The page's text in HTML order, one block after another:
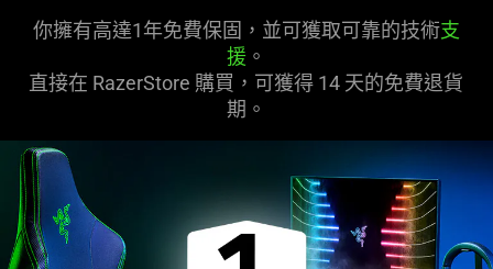
你擁有高達1年免費保固，並可獲取可靠的技術支
援。
直接在 RazerStore 購買，可獲得 14 天的免費退貨
期。